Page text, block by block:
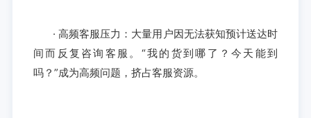
· 高频客服压力：大量用户因无法获知预计送达时
间而反复咨询客服。“我的货到哪了？今天能到
吗？”成为高频问题，挤占客服资源。